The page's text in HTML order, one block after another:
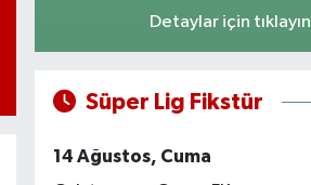
Detaylar için tıklayın
Süper Lig Fikstür
14 Ağustos, Cuma